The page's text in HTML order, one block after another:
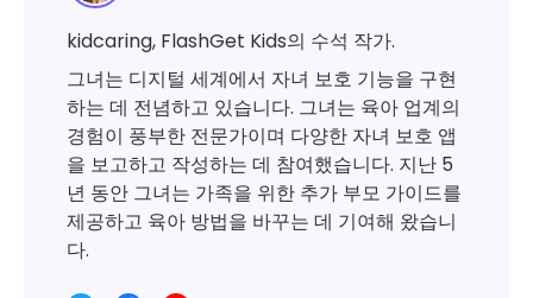
kidcaring, FlashGet Kids의 수석 작가.
그녀는 디지털 세계에서 자녀 보호 기능을 구현
하는 데 전념하고 있습니다. 그녀는 육아 업계의
경험이 풍부한 전문가이며 다양한 자녀 보호 앱
을 보고하고 작성하는 데 참여했습니다. 지난 5
년 동안 그녀는 가족을 위한 추가 부모 가이드를
제공하고 육아 방법을 바꾸는 데 기여해 왔습니
다.